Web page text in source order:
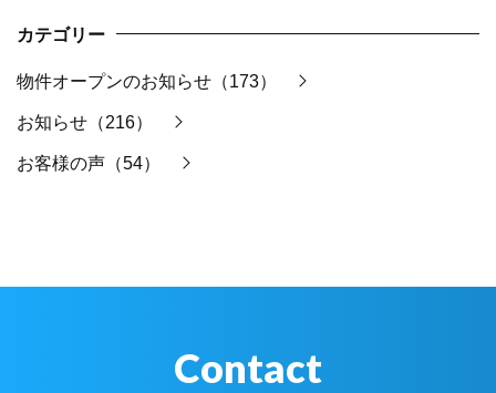
カテゴリー
物件オープンのお知らせ（173）
お知らせ（216）
お客様の声（54）
Contact